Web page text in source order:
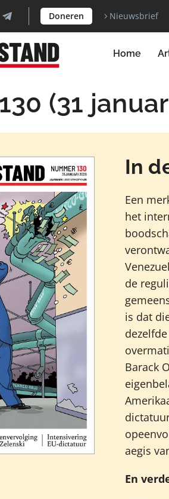
Doneren Nieuwsbrief
Home
(31
In
Een
het
de
is dat
dezelfde
Barack
aegis
En